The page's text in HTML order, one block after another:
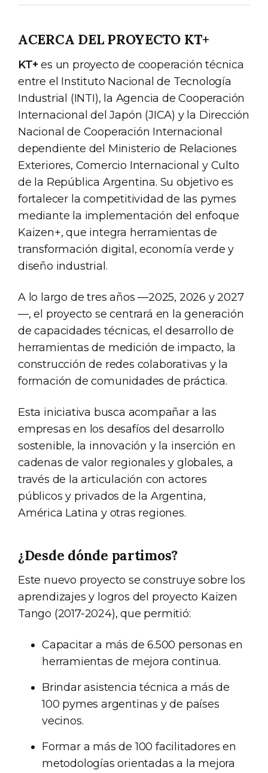
ACERCA DEL PROYECTO KT+
KT+ es un proyecto de cooperación técnica
entre el Instituto Nacional de Tecnología
Industrial (INTI), la Agencia de Cooperación
Internacional del Japón (JICA) y la Dirección
Nacional de Cooperación Internacional
dependiente del Ministerio de Relaciones
Exteriores, Comercio Internacional y Culto
de la República Argentina. Su objetivo es
fortalecer la competitividad de las pymes
mediante la implementación del enfoque
Kaizen+, que integra herramientas de
transformación digital, economía verde y
diseño industrial.
A lo largo de tres años —2025, 2026 y 2027
—, el proyecto se centrará en la generación
de capacidades técnicas, el desarrollo de
herramientas de medición de impacto, la
construcción de redes colaborativas y la
formación de comunidades de práctica.
Esta iniciativa busca acompañar a las
empresas en los desafíos del desarrollo
sostenible, la innovación y la inserción en
cadenas de valor regionales y globales, a
través de la articulación con actores
públicos y privados de la Argentina,
América Latina y otras regiones.
¿Desde dónde partimos?
Este nuevo proyecto se construye sobre los
aprendizajes y logros del proyecto Kaizen
Tango (2017-2024), que permitió:
Capacitar a más de 6.500 personas en
herramientas de mejora continua.
Brindar asistencia técnica a más de
100 pymes argentinas y de países
vecinos.
Formar a más de 100 facilitadores en
metodologías orientadas a la mejora